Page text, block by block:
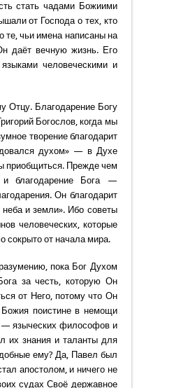
стать чадами Божиими
от Господа о тех, кто
те, чьи имена написаны на
даёт вечную жизнь. Его
человеческими и
Отцу. Благодарение Богу
Богослов, когда мы
творение благодарит
духом» — в Духе
приобщиться. Прежде чем
и благодарение Бога —
Он благодарит
и земли». Ибо советы
человеческих, которые
сокрыто от начала мира.
пока Бог Духом
за честь, которую Он
от Него, потому что Он
поистине в немощи
— языческих философов и
их знания и таланты для
ему? Да, Павел был
апостолом, и ничего не
судах Своё державное